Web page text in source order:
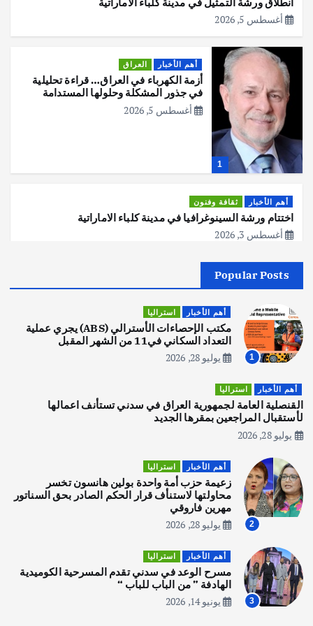
أغسطس 5, 2026
1
أهم الأخبار العراق
أزمة الكهرباء في العراق… قراءة تحليلية
في جذور المشكلة وحلولها المستدامة
أغسطس 5, 2026
أهم الأخبار ثقافة وفنون
اختتام ورشة السينوغرافيا في مدينة كلباء الاماراتية
أغسطس 3, 2026
2
اصبح بطلاً لأستراليا بلعبة كمال الاجسام
يوليو 30, 2026
3
يوليو 30, 2026
4
المقبل
يوليو 28, 2026
أهم الأخبار ثقافة وفنون
انطلاق ورشة التمثيل في مدينة كلباء الاماراتية
أغسطس 5, 2026
Popular Posts
1
أهم الأخبار استراليا
مكتب الإحصاءات الأسترالي (ABS) يجري عملية
التعداد السكاني في11 من الشهر المقبل
يوليو 28, 2026
أهم الأخبار استراليا
القنصلية العامة لجمهورية العراق في سدني تستأنف اعمالها
لأستقبال المراجعين بمقرها الجديد
يوليو 28, 2026
2
أهم الأخبار استراليا
زعيمة حزب أمة واحدة بولين هانسون تخسر
محاولتها لاستنأف قرار الحكم الصادر بحق السناتور
مهرين فاروقي
يوليو 28, 2026
3
أهم الأخبار استراليا
مسرح الوعد في سدني تقدم المسرحية الكوميدية
الهادفة ” من الباب للباب “
يونيو 14, 2026